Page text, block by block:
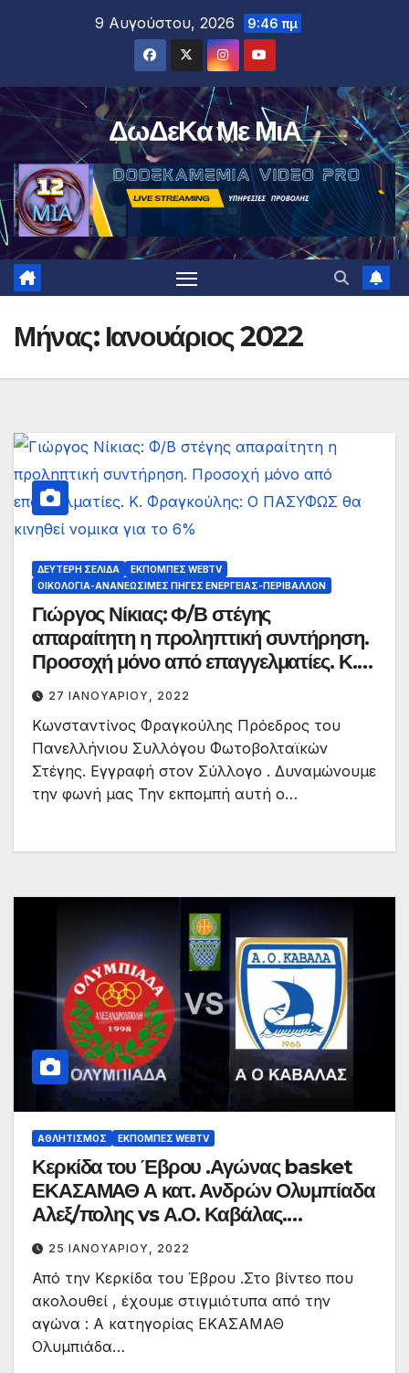
9 Αυγούστου, 2026 9:46 πμ
ΔωΔεΚα Με ΜιΑ
Μήνας: Ιανουάριος 2022
ΔΕΎΤΕΡΗ ΣΕΛΊΔΑ
ΕΚΠΟΜΠΈΣ WEBTV
ΟΙΚΟΛΟΓΊΑ-ΑΝΑΝΕΏΣΙΜΕΣ ΠΗΓΈΣ ΕΝΈΡΓΕΙΑΣ-ΠΕΡΙΒΆΛΛΟΝ
Γιώργος Νίκιας: Φ/Β στέγης
απαραίτητη η προληπτική συντήρηση.
Προσοχή μόνο από επαγγελματίες. Κ.
Φραγκούλης: Ο ΠΑΣΥΦΩΣ θα κινηθεί
νομικα για το 6%
27 ΙΑΝΟΥΑΡΊΟΥ, 2022
Κωνσταντίνος Φραγκούλης Πρόεδρος του
Πανελλήνιου Συλλόγου Φωτοβολταϊκών
Στέγης. Εγγραφή στον Σύλλογο . Δυναμώνουμε
την φωνή μας Την εκπομπή αυτή ο…
ΑΘΛΗΤΙΣΜΌΣ ΕΚΠΟΜΠΈΣ WEBTV
Κερκίδα του Έβρου .Αγώνας basket
ΕΚΑΣΑΜΑΘ Α κατ. Ανδρών Ολυμπίαδα
Αλεξ/πολης vs Α.Ο. Καβάλας.
Συναρπαστικό φινάλε με ανατροπή.
25 ΙΑΝΟΥΑΡΊΟΥ, 2022
Από την Κερκίδα του Έβρου .Στο βίντεο που
ακολουθεί , έχουμε στιγμιότυπα από την
αγώνα : Α κατηγορίας ΕΚΑΣΑΜΑΘ
Ολυμπιάδα…